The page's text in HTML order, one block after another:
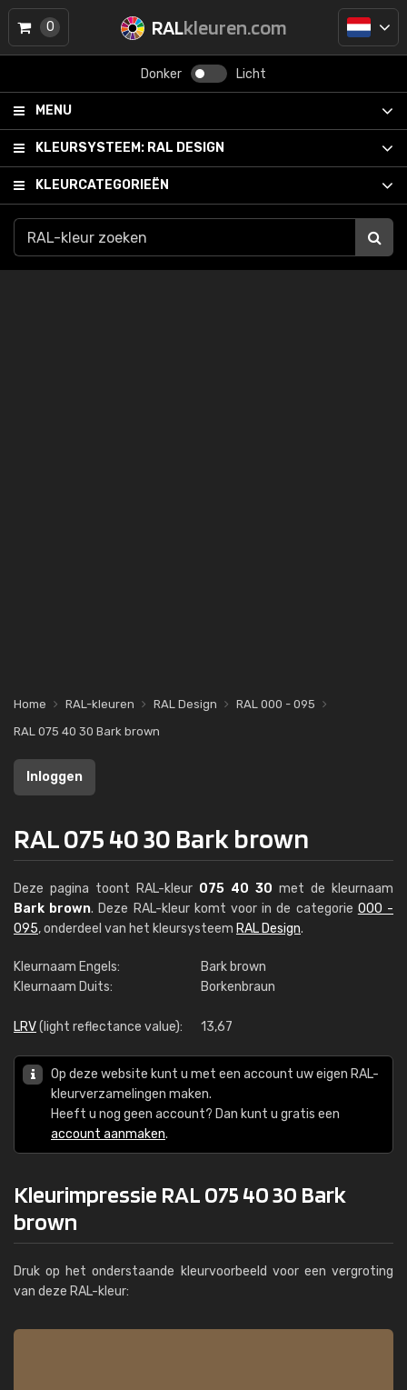
RALkleuren.com
Donker Licht
MENU
KLEURSYSTEEM: RAL DESIGN
KLEURCATEGORIEËN
0
Home RAL-kleuren RAL Design
RAL 000 - 095
RAL 075 40 30 Bark brown
Inloggen
RAL 075 40 30 Bark brown
Deze pagina toont RAL-kleur 075 40 30 met de kleurnaam
Bark brown. Deze RAL-kleur komt voor in de categorie 000 -
095, onderdeel van het kleursysteem RAL Design.
Kleurnaam Engels:
Bark brown
Kleurnaam Duits:
Borkenbraun
LRV(light reflectance value): 13,67
Op deze website kunt u met een account uw eigen RAL-
kleurverzamelingen maken.
Heeft u nog geen account? Dan kunt u gratis een
account aanmaken.
Kleurimpressie RAL 075 40 30 Bark
brown
Druk op het onderstaande kleurvoorbeeld voor een vergroting
van deze RAL-kleur: